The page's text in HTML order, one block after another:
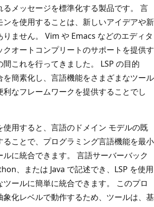
るメッセージを標準化する製品です。 言
ンを使用することは、新しいアイデアや新
りません。 Vim や Emacs などのエディタ
クオートコンプリートのサポートを提供す
これを行ってきました。 LSP の目的
を簡素化し、言語機能をさまざまなツール
利なフレームワークを提供することでし
用すると、言語のドメイン モデルの既
ることで、プログラミング言語機能を最小
に統合できます。 言語サーバーバック
、または Java で記述でき、LSP を使用
ールに簡単に統合できます。 このプロ
象化レベルで動作するため、ツールは、基